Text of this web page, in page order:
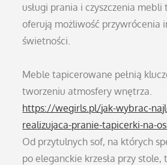
usługi prania i czyszczenia
oferują możliwość przywrócenia
świetności.
Meble tapicerowane pełnią
tworzeniu atmosfery wnętrza.
https://wegirls.pl/jak-wybrac-
realizujaca-pranie-tapicerki-na-
Od przytulnych sof, na których
po eleganckie krzesła przy stole,